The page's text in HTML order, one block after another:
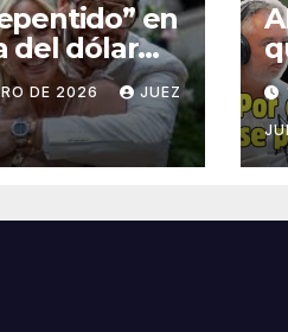
en
del dólar
su
y
niveles
de la
DE 2026 JUEZ